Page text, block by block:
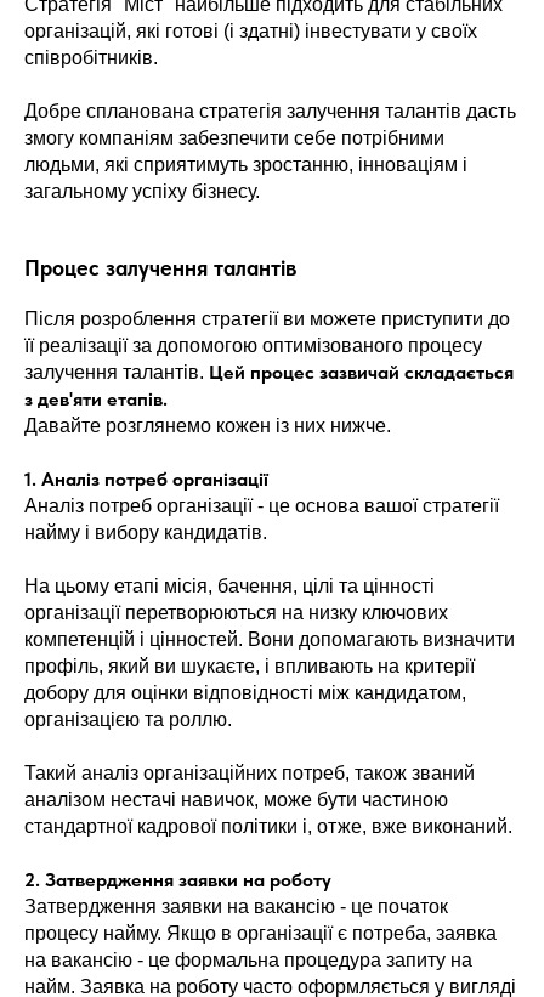
організацій, які готові (і здатні) інвестувати у своїх
співробітників.
Добре спланована стратегія залучення талантів дасть
змогу компаніям забезпечити себе потрібними
людьми, які сприятимуть зростанню, інноваціям і
загальному успіху бізнесу.
Процес залучення талантів
Після розроблення стратегії ви можете приступити до
її реалізації за допомогою оптимізованого процесу
залучення талантів. Цей процес зазвичай складається
з дев'яти етапів.
Давайте розглянемо кожен із них нижче.
1. Аналіз потреб організації
Аналіз потреб організації - це основа вашої стратегії
найму і вибору кандидатів.
На цьому етапі місія, бачення, цілі та цінності
організації перетворюються на низку ключових
компетенцій і цінностей. Вони допомагають визначити
профіль, який ви шукаєте, і впливають на критерії
добору для оцінки відповідності між кандидатом,
організацією та роллю.
Такий аналіз організаційних потреб, також званий
аналізом нестачі навичок, може бути частиною
стандартної кадрової політики і, отже, вже виконаний.
2. Затвердження заявки на роботу
Затвердження заявки на вакансію - це початок
процесу найму. Якщо в організації є потреба, заявка
на вакансію - це формальна процедура запиту на
найм. Заявка на роботу часто оформляється у вигляді